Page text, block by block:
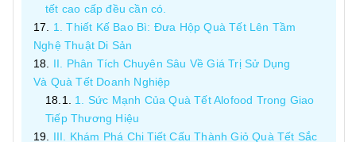
tết cao cấp đều cần có.
1. Thiết Kế Bao Bì: Đưa Hộp Quà Tết Lên Tầm
Nghệ Thuật Di Sản
II. Phân Tích Chuyên Sâu Về Giá Trị Sử Dụng
Và Quà Tết Doanh Nghiệp
1. Sức Mạnh Của Quà Tết Alofood Trong Giao
Tiếp Thương Hiệu
III. Khám Phá Chi Tiết Cấu Thành Giỏ Quà Tết Sắc